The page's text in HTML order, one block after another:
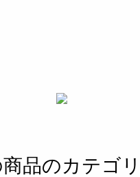
商品のカテゴ